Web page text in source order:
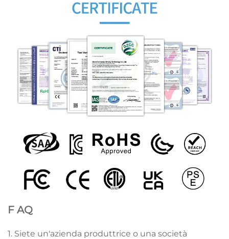
F AQ
1. Siete un'azienda produttrice o una società